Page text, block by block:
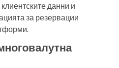
данни и
за резервации